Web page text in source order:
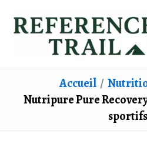
Accueil
Nutripure Pure